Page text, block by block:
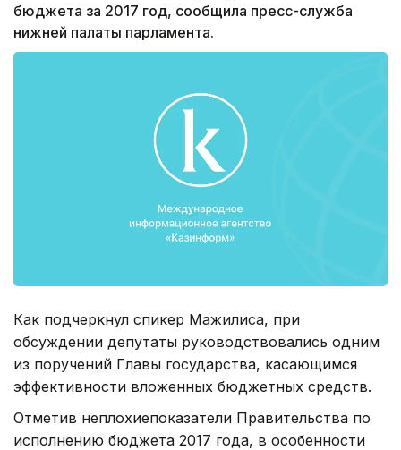
бюджета за 2017 год, сообщила пресс-служба
нижней палаты парламента.
Как подчеркнул спикер Мажилиса, при
обсуждении депутаты руководствовались одним
из поручений Главы государства, касающимся
эффективности вложенных бюджетных средств.
Отметив неплохиепоказатели Правительства по
исполнению бюджета 2017 года, в особенности